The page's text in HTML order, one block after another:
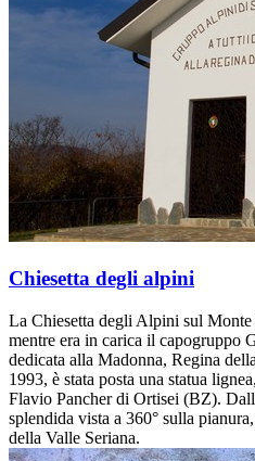
Chiesetta degli alpini
La Chiesetta degli Alpini sul
mentre era in carica il capogruppo
dedicata alla Madonna, Regina
1993, è stata posta una statua
Flavio Pancher di Ortisei (BZ).
splendida vista a 360° sulla
della Valle Seriana.